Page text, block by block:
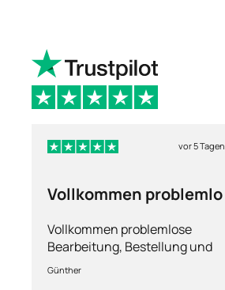
vor 5 Tagen
Vollkommen problemlo
Vollkommen problemlose
Bearbeitung, Bestellung und
Lieferung
Günther